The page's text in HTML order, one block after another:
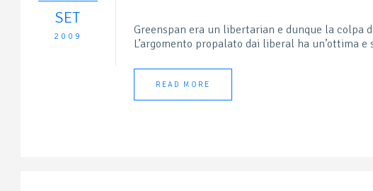
SET
2009
Greenspan era un libertarian e dunque la colpa
L’argomento propalato dai liberal ha un’ottima e
READ MORE